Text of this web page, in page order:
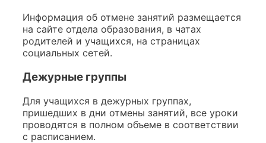
Информация об отмене занятий размещается
на сайте отдела образования, в чатах
родителей и учащихся, на страницах
социальных сетей.
Дежурные группы
Для учащихся в дежурных группах,
пришедших в дни отмены занятий, все уроки
проводятся в полном объеме в соответствии
с расписанием.